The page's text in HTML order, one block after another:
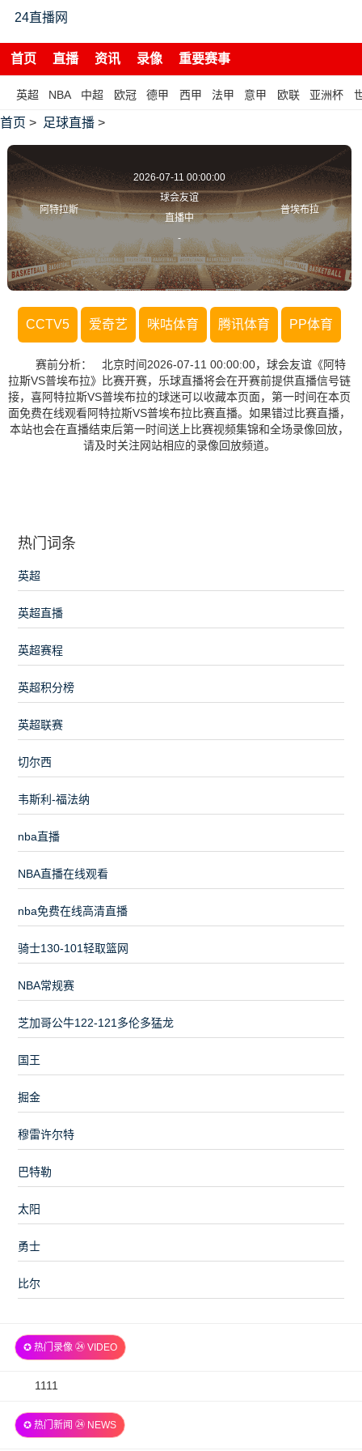
24直播网
首页 直播 资讯 录像 重要赛事
英超 NBA 中超 欧冠 德甲 西甲 法甲 意甲 欧联 亚洲杯
首页 > 足球直播 >
阿特拉斯
2026-07-11 00:00:00
球会友谊
直播中
-
普埃布拉
CCTV5 爱奇艺 咪咕体育 腾讯体育 PP体育
赛前分析： 北京时间2026-07-11 00:00:00，球会友谊《阿特
拉斯VS普埃布拉》比赛开赛，乐球直播将会在开赛前提供直播信号链
接，喜阿特拉斯VS普埃布拉的球迷可以收藏本页面，第一时间在本页
面免费在线观看阿特拉斯VS普埃布拉比赛直播。如果错过比赛直播，
本站也会在直播结束后第一时间送上比赛视频集锦和全场录像回放，
请及时关注网站相应的录像回放频道。
热门词条
英超
英超直播
英超赛程
英超积分榜
英超联赛
切尔西
韦斯利-福法纳
nba直播
NBA直播在线观看
nba免费在线高清直播
骑士130-101轻取篮网
NBA常规赛
芝加哥公牛122-121多伦多猛龙
国王
掘金
穆雷许尔特
巴特勒
太阳
勇士
比尔
✪ 热门录像 ㉔ VIDEO
2026-
06
1111
✪ 热门新闻 ㉔ NEWS